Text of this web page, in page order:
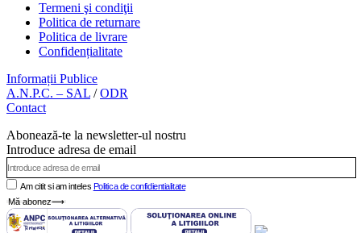
Termeni şi condiţii
Politica de returnare
Politica de livrare
Confidențialitate
Informații Publice
A.N.P.C. – SAL /ODR
Contact
Abonează-te la newsletter-ul nostru
Introduce adresa de email
Am citit si am inteles Politica de confidientialitate
Mă abonez⟶